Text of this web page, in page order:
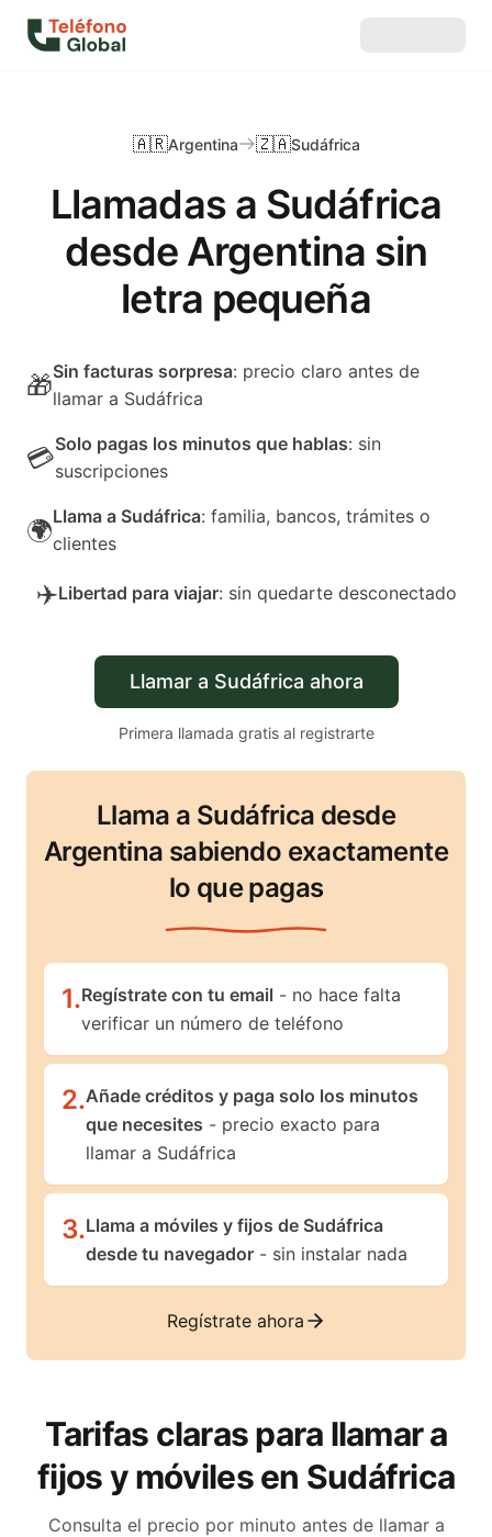
Llamadas a Sudáfrica
desde Argentina sin
letra pequeña
🇦🇷Argentina 🇿🇦Sudáfrica
🎁Sin facturas sorpresa: precio claro antes de
llamar a Sudáfrica
💳Solo pagas los minutos que hablas: sin
suscripciones
🌍Llama a Sudáfrica: familia, bancos, trámites o
clientes
✈️Libertad para viajar: sin quedarte desconectado
Llamar a Sudáfrica ahora
Primera llamada gratis al registrarte
Llama a Sudáfrica desde
Argentina sabiendo exactamente
lo que pagas
1.Regístrate con tu email - no hace falta
verificar un número de teléfono
2.Añade créditos y paga solo los minutos
que necesites - precio exacto para
llamar a Sudáfrica
3.Llama a móviles y fijos de Sudáfrica
desde tu navegador - sin instalar nada
Regístrate ahora
Tarifas claras para llamar a
fijos y móviles en Sudáfrica
Consulta el precio por minuto antes de llamar a